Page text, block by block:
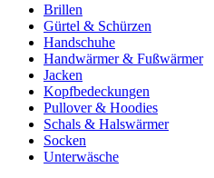
Brillen
Gürtel & Schürzen
Handschuhe
Handwärmer & Fußwärmer
Jacken
Kopfbedeckungen
Pullover & Hoodies
Schals & Halswärmer
Socken
Unterwäsche